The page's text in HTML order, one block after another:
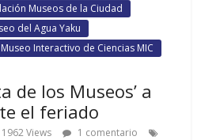
Museos de la Ciudad
del Agua Yaku
Museo Interactivo de Ciencias MIC
de los Museos’ a
el feriado
1962 Views
1 comentario